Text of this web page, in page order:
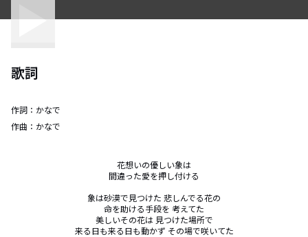
歌詞
作詞： かなで
作曲： かなで
花想いの優しい象は
間違った愛を押し付ける
象は砂漠で見つけた 悲しんでる花の
命を助ける手段を 考えてた
美しいその花は 見つけた場所で
来る日も来る日も動かず その場で咲いてた